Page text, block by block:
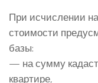
При исчислении
стоимости
базы:
— на сумму
квартире,